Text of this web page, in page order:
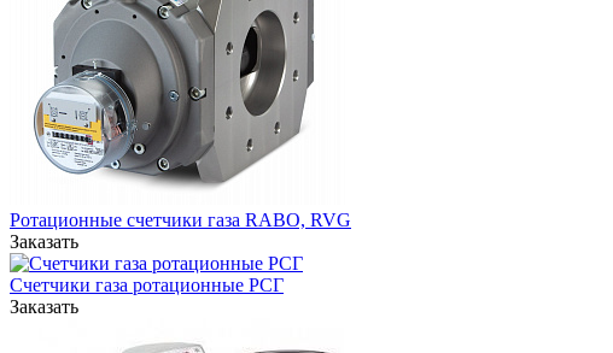
Ротационные счетчики газа RABO, RVG
Заказать
Счетчики газа ротационные РСГ
Заказать